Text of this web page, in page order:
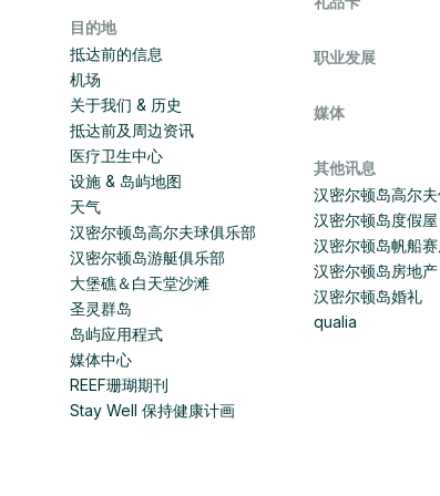
目的地
抵达前的信息
机场
关于我们 & 历史
抵达前及周边资讯
医疗卫生中心
设施 & 岛屿地图
天气
汉密尔顿岛高尔夫球俱乐部
汉密尔顿岛游艇俱乐部
大堡礁＆白天堂沙滩
圣灵群岛
岛屿应用程式
媒体中心
REEF珊瑚期刊
Stay Well 保持健康计画
职业发展
媒体
其他讯息
汉密尔顿岛高尔
汉密尔顿岛度假屋
汉密尔顿岛帆船赛
汉密尔顿岛房地产
汉密尔顿岛婚礼
qualia